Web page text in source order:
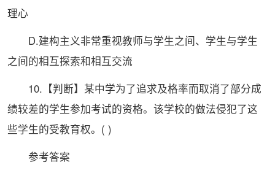
理心
D.建构主义非常重视教师与学生之间、学生与学生
之间的相互探索和相互交流
10.【判断】某中学为了追求及格率而取消了部分成
绩较差的学生参加考试的资格。该学校的做法侵犯了这
些学生的受教育权。( )
参考答案